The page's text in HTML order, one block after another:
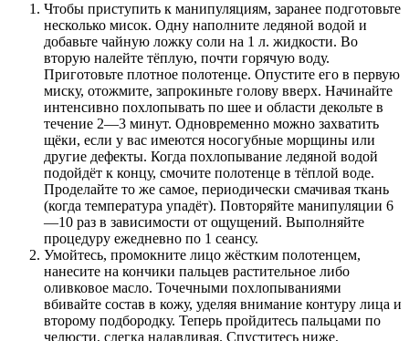
Чтобы приступить к манипуляциям, заранее подготовьте
несколько мисок. Одну наполните ледяной водой и
добавьте чайную ложку соли на 1 л. жидкости. Во
вторую налейте тёплую, почти горячую воду.
Приготовьте плотное полотенце. Опустите его в первую
миску, отожмите, запрокиньте голову вверх. Начинайте
интенсивно похлопывать по шее и области декольте в
течение 2—3 минут. Одновременно можно захватить
щёки, если у вас имеются носогубные морщины или
другие дефекты. Когда похлопывание ледяной водой
подойдёт к концу, смочите полотенце в тёплой воде.
Проделайте то же самое, периодически смачивая ткань
(когда температура упадёт). Повторяйте манипуляции 6
—10 раз в зависимости от ощущений. Выполняйте
процедуру ежедневно по 1 сеансу.
Умойтесь, промокните лицо жёстким полотенцем,
нанесите на кончики пальцев растительное либо
оливковое масло. Точечными похлопываниями
вбивайте состав в кожу, уделяя внимание контуру лица и
второму подбородку. Теперь пройдитесь пальцами по
челюсти, слегка надавливая. Спуститесь ниже,